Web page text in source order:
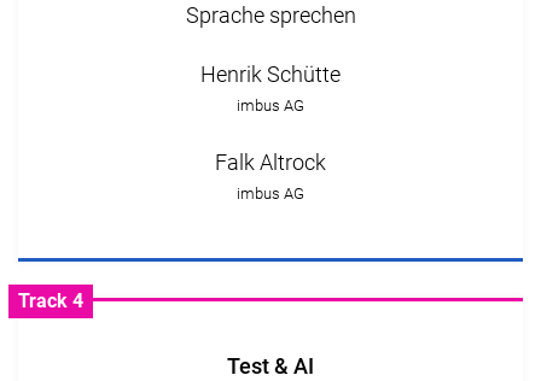
Sprache sprechen
Henrik Schütte
imbus AG
Falk Altrock
imbus AG
Test & AI
Track 4